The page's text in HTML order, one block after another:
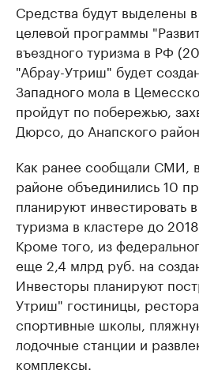
Средства будут выделены
целевой программы
въездного туризма в РФ
"Абрау-Утриш" будет
Западного мола в
пройдут по побережью,
Дюрсо, до Анапского
Как ранее сообщали СМИ,
районе объединились 10
планируют инвестировать
туризма в кластере до
Кроме того, из
еще 2,4 млрд руб. на
Инвесторы планируют
Утриш" гостиницы,
спортивные школы,
лодочные станции и
комплексы.